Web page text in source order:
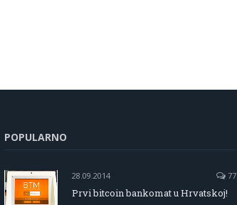
POPULARNO
28.09.2014 77
Prvi bitcoin bankomat u Hrvatskoj!